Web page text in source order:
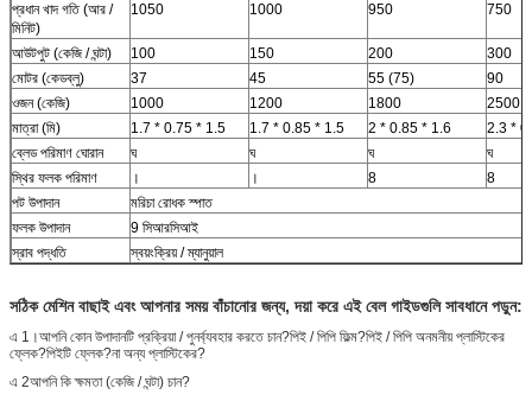
প্রধান খাদ গতি (আর /
মিনিট)
1050 1000 950 750
আউটপুট (কেজি / ঘন্টা) 100 150 200
300
মোটর (কেডব্লু)
37 45 55 (75)
90
ওজন (কেজি)
1000 1200 1800
2500
মাত্রা (মি)
1.7 * 0.75 * 1.5 1.7 * 0.85 * 1.5 2 * 0.85 * 1.6
2.3 *
ব্লেড পরিমাণ ঘোরান
ঘ ঘ ঘ
ঘ
স্থির ফলক পরিমাণ
। । 8
8
পট উপাদান
মরিচা রোধক স্পাত
ফলক উপাদান
9 সিআরসিআই
স্রাব পদ্ধতি
স্বয়ংক্রিয় / ম্যানুয়াল
সঠিক মেশিন বাছাই এবং আপনার সময় বাঁচানোর জন্য, দয়া করে এই বেল গাইডগুলি সাবধানে পড়ুন:
এ 1।আপনি কোন উপাদানটি প্রক্রিয়া / পুনর্ব্যবহার করতে চান?পিই / পিপি ফিল্ম?পিই / পিপি অনমনীয় প্লাস্টিকের
ফ্লেক?পিইটি ফ্লেক?না অন্য প্লাস্টিকের?
এ 2আপনি কি ক্ষমতা (কেজি / ঘন্টা) চান?